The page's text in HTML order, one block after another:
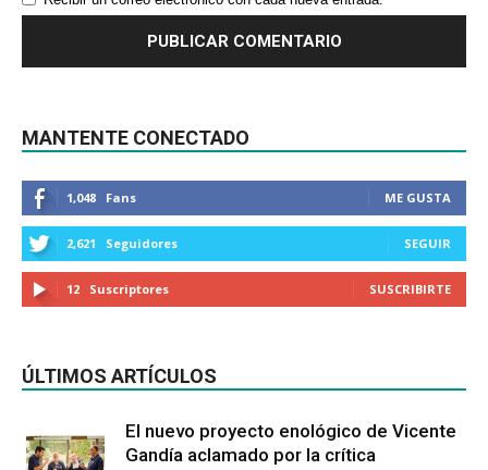
MANTENTE CONECTADO
1,048 Fans ME GUSTA
2,621 Seguidores SEGUIR
12 Suscriptores SUSCRIBIRTE
ÚLTIMOS ARTÍCULOS
El nuevo proyecto enológico de Vicente
Gandía aclamado por la crítica